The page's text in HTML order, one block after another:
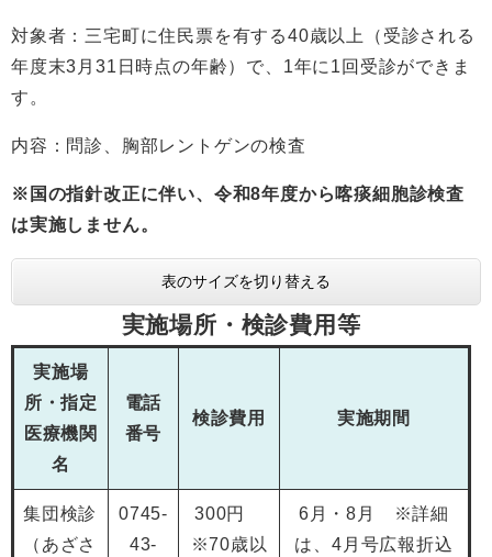
対象者：三宅町に住民票を有する40歳以上（受診される
年度末3月31日時点の年齢）で、1年に1回受診ができま
す。
内容：問診、胸部レントゲンの検査
※国の指針改正に伴い、令和8年度から喀痰細胞診検査
は実施しません。
表のサイズを切り替える
実施場所・検診費用等
実施場
所・指定
医療機関
名
電話
番号
検診費用 実施期間
集団検診
（あざさ
0745-
43-
300円
※70歳以
6月・8月 ※詳細
は、4月号広報折込